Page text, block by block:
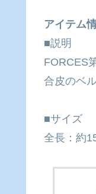
アイテム
■説明
FORCES
合皮のベ
■サイズ
全長：約